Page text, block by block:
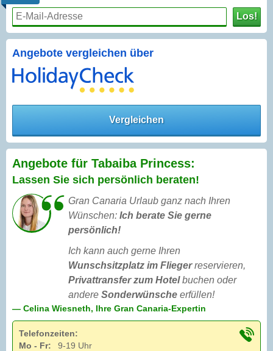
Los!
Angebote vergleichen über
Vergleichen
Angebote für Tabaiba Princess:
Lassen Sie sich persönlich beraten!
Gran Canaria Urlaub ganz nach Ihren
Wünschen: Ich berate Sie gerne
persönlich!
Ich kann auch gerne Ihren
Wunschsitzplatz im Fliegerreservieren,
Privattransfer zum Hotelbuchen oder
andere Sonderwünsche erfüllen!
— Celina Wiesneth, Ihre Gran Canaria-Expertin
Telefonzeiten:
Mo - Fr:
9-19 Uhr